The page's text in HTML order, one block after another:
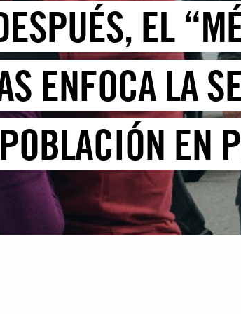
EL
ENFOCA LA
EN